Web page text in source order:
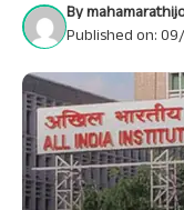
By
Published on: